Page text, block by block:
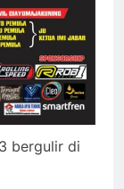
bergulir di